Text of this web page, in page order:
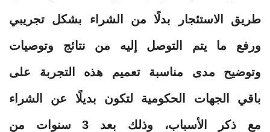
طريق الاستئجار بدلًا من الشراء بشكل تجريبي
ورفع ما يتم التوصل إليه من نتائج وتوصيات
وتوضيح مدى مناسبة تعميم هذه التجربة على
باقي الجهات الحكومية لتكون بديلًا عن الشراء
مع ذكر الأسباب، وذلك بعد 3 سنوات من